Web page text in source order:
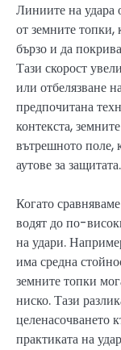
Линиите на удара
от земните топки,
бързо и да
Тази скорост
или отбелязване
предпочитана
контекста,
вътрешното поле,
аутове за защитата.
Когато
водят до по-
на удари.
има средна
земните топки
ниско. Тази
целенасочването
практиката на